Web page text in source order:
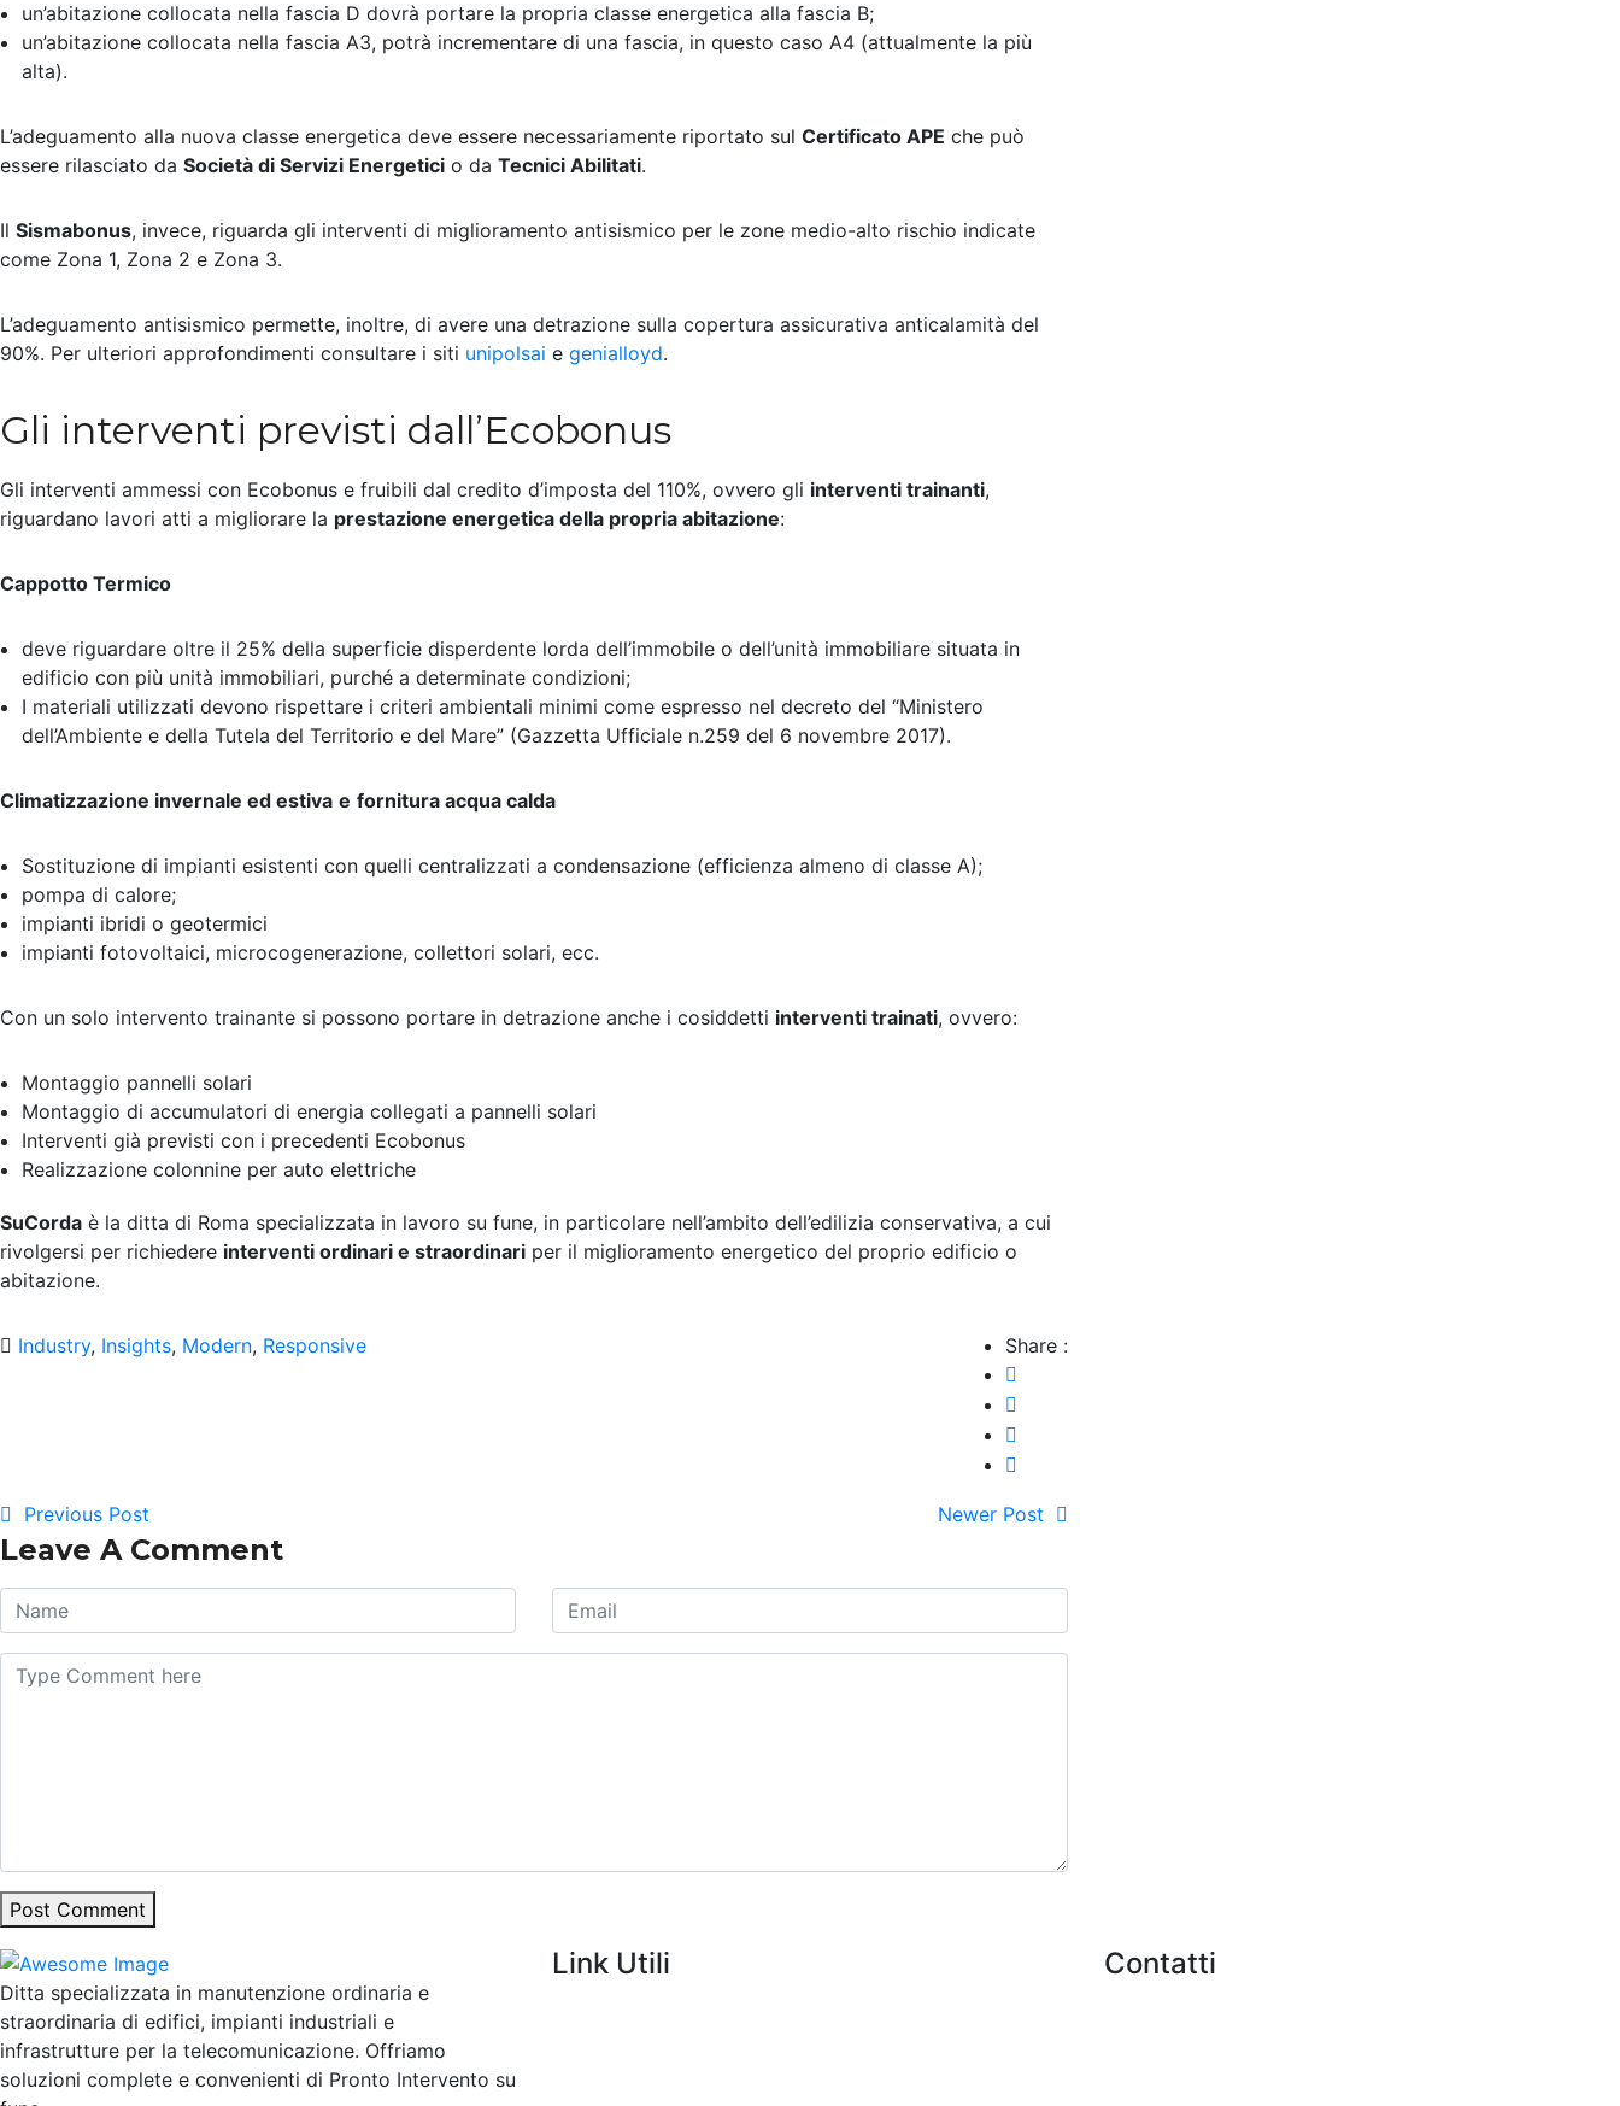
un’abitazione collocata nella fascia D dovrà portare la propria classe energetica alla fascia B;
un’abitazione collocata nella fascia A3, potrà incrementare di una fascia, in questo caso A4 (attualmente la più
alta).
L’adeguamento alla nuova classe energetica deve essere necessariamente riportato sul Certificato APE che può
essere rilasciato da Società di Servizi Energetici o da Tecnici Abilitati.
Il Sismabonus, invece, riguarda gli interventi di miglioramento antisismico per le zone medio-alto rischio indicate
come Zona 1, Zona 2 e Zona 3.
L’adeguamento antisismico permette, inoltre, di avere una detrazione sulla copertura assicurativa anticalamità del
90%. Per ulteriori approfondimenti consultare i siti unipolsai e genialloyd.
Gli interventi previsti dall’Ecobonus
Gli interventi ammessi con Ecobonus e fruibili dal credito d’imposta del 110%, ovvero gli interventi trainanti,
riguardano lavori atti a migliorare la prestazione energetica della propria abitazione:
Cappotto Termico
deve riguardare oltre il 25% della superficie disperdente lorda dell’immobile o dell’unità immobiliare situata in
edificio con più unità immobiliari, purché a determinate condizioni;
I materiali utilizzati devono rispettare i criteri ambientali minimi come espresso nel decreto del “Ministero
dell’Ambiente e della Tutela del Territorio e del Mare” (Gazzetta Ufficiale n.259 del 6 novembre 2017).
Climatizzazione invernale ed estiva e fornitura acqua calda
Sostituzione di impianti esistenti con quelli centralizzati a condensazione (efficienza almeno di classe A);
pompa di calore;
impianti ibridi o geotermici
impianti fotovoltaici, microcogenerazione, collettori solari, ecc.
Con un solo intervento trainante si possono portare in detrazione anche i cosiddetti interventi trainati, ovvero:
Montaggio pannelli solari
Montaggio di accumulatori di energia collegati a pannelli solari
Interventi già previsti con i precedenti Ecobonus
Realizzazione colonnine per auto elettriche
SuCorda è la ditta di Roma specializzata in lavoro su fune, in particolare nell’ambito dell’edilizia conservativa, a cui
rivolgersi per richiedere interventi ordinari e straordinari per il miglioramento energetico del proprio edificio o
abitazione.
Industry, Insights, Modern, Responsive Share :
Previous Post Newer Post
Leave A Comment
Post Comment
Ditta specializzata in manutenzione ordinaria e
straordinaria di edifici, impianti industriali e
infrastrutture per la telecomunicazione. Offriamo
soluzioni complete e convenienti di Pronto Intervento su
Link Utili Contatti